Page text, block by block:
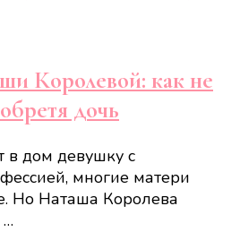
Королевой: как не
дочь
в дом девушку с
многие матери
Но Наташа Королева